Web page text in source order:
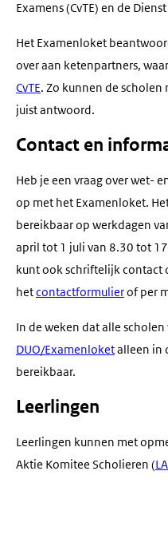
Examens (CvTE) en de
Het Examenloket
over aan ketenpartners,
CvTE. Zo kunnen de
juist antwoord.
Contact en
Heb je een vraag over wet-
op met het Examenloket.
bereikbaar op werkdagen
april tot 1 juli van 8.30 tot
kunt ook schriftelijk contact
hetcontactformulierof per
In de weken dat alle
DUO/Examenloketalleen in
bereikbaar.
Leerlingen
Leerlingen kunnen met
Aktie Komitee Scholieren (